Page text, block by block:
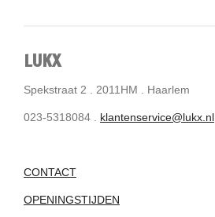
LUKX
Spekstraat 2 . 2011HM . Haarlem
023-5318084 . klantenservice@lukx.nl
CONTACT
OPENINGSTIJDEN